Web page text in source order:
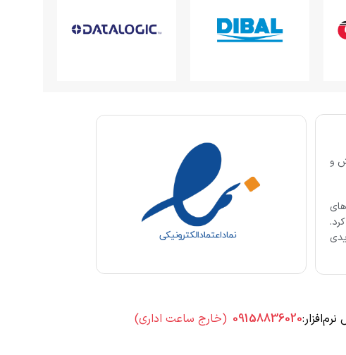
و
09158836020 (خارج ساعت اداری)